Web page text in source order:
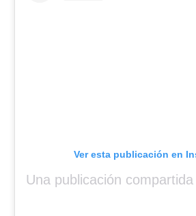
Ver esta publicación en